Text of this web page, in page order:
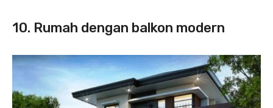
10. Rumah dengan balkon modern